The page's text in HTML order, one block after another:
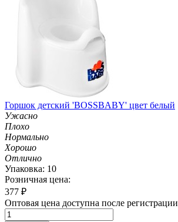
Горшок детский 'BOSSBABY' цвет белый
Ужасно
Плохо
Нормально
Хорошо
Отлично
Упаковка: 10
Розничная цена:
377 ₽
Оптовая цена доступна после регистрации